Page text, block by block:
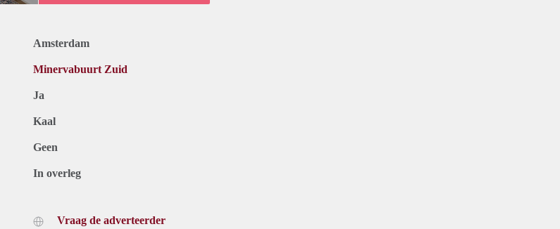
Amsterdam
Minervabuurt Zuid
Ja
Kaal
Geen
In overleg
Vraag de adverteerder